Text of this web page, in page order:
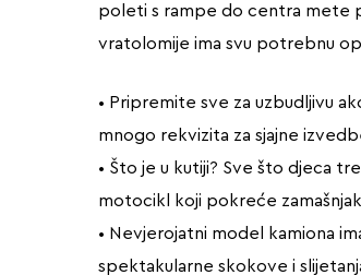
poleti s rampe do centra mete
vratolomije ima svu potrebnu
• Pripremite sve za uzbudljivu
mnogo rekvizita za sjajne
• Što je u kutiji? Sve što djeca
motocikl koji pokreće
• Nevjerojatni model kamiona
spektakularne skokove i